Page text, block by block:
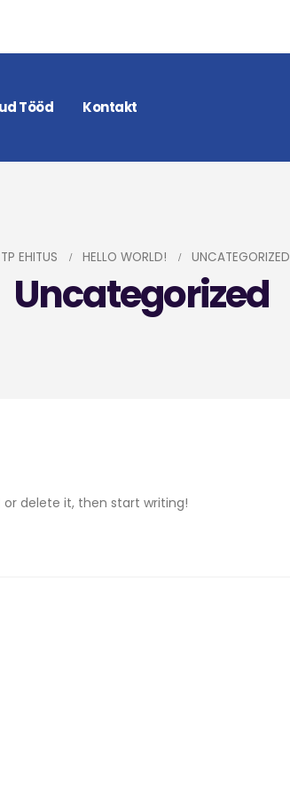
Tööd Kontakt
EHITUS HELLO WORLD! UNCATEGORIZED
Uncategorized
or delete it, then start writing!